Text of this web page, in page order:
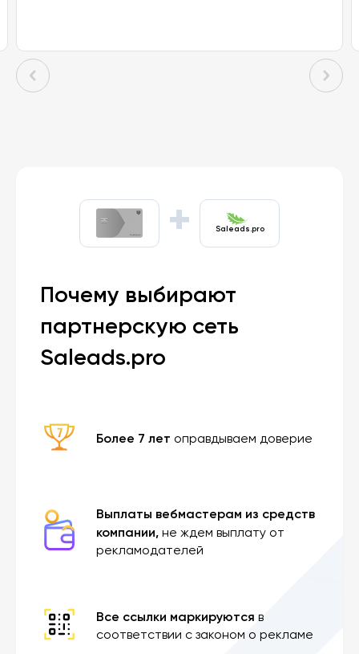
+ Saleads.pro
Почему выбирают
партнерскую сеть
Saleads.pro
Более 7 лет оправдываем доверие
Выплаты вебмастерам из средств
компании, не ждем выплату от
рекламодателей
Все ссылки маркируются в
соответствии с законом о рекламе